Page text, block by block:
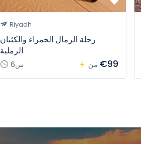
Riyadh
رحلة الرمال الحمراء والكثبان
الرملية
6س من €99